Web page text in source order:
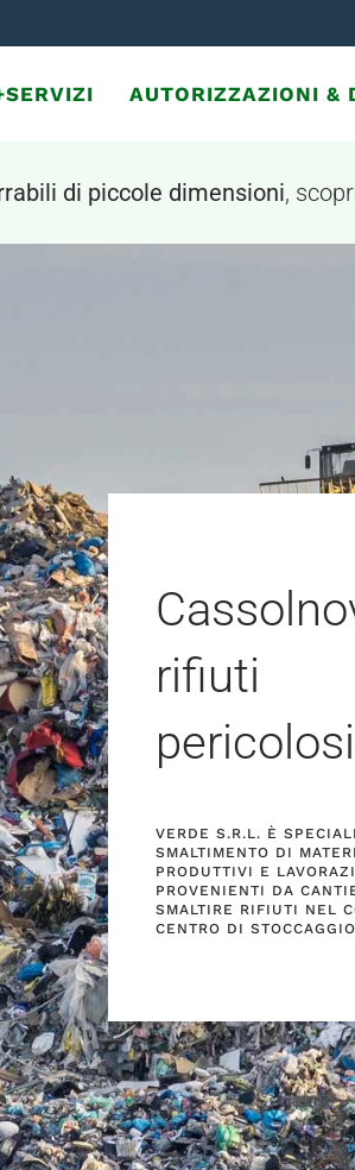
AUTORIZZAZIONI &
di piccole dimensioni,
rifiuti
VERDE S.R.L. È
SMALTIMENTO DI
PRODUTTIVI E
PROVENIENTI DA
SMALTIRE RIFIUTI NEL
CENTRO DI